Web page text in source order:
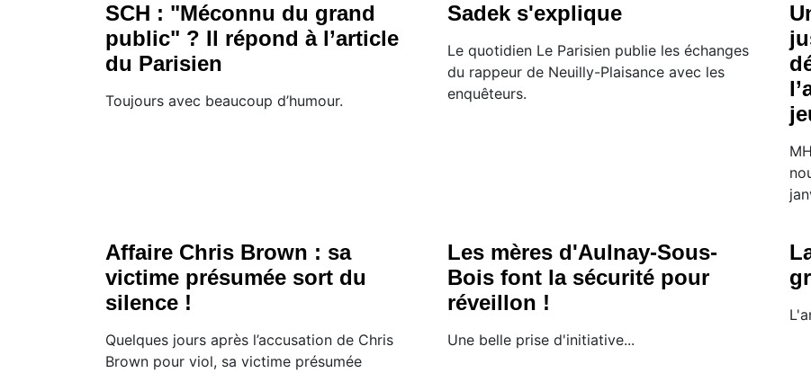
SCH : "Méconnu du grand
public" ? Il répond à l’article
du Parisien
Toujours avec beaucoup d’humour.
Sadek s'explique
Le quotidien Le Parisien publie les échanges
du rappeur de Neuilly-Plaisance avec les
enquêteurs.
Affaire Chris Brown : sa
victime présumée sort du
silence !
Quelques jours après l’accusation de Chris
Brown pour viol, sa victime présumée
Les mères d'Aulnay-Sous-
Bois font la sécurité pour
réveillon !
Une belle prise d'initiative...